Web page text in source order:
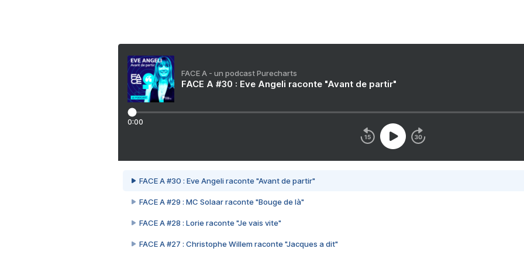
FACE A - un podcast Purecharts
FACE A #30 : Eve Angeli raconte "Avant de partir"
0:00
FACE A #30 : Eve Angeli raconte "Avant de partir"
FACE A #29 : MC Solaar raconte "Bouge de là"
FACE A #28 : Lorie raconte "Je vais vite"
FACE A #27 : Christophe Willem raconte "Jacques a dit"